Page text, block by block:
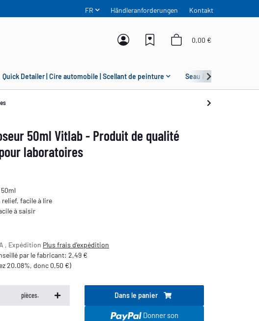
FR Händleranforderungen Kontakt
0,00 €
Quick Detailer | Cire automobile | Scellant de peinture Seau & Grit Guard
50ml Vitlab - Produit de qualité
laboratoires
relief, facile à lire
à saisir
, Expédition Plus frais d'expédition
par le fabricant: 2,49 €
20.08%, donc 0,50 €)
pièces. Dans le panier
Donner son